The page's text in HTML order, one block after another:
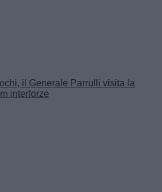
il Generale Parrulli visita la
interforze